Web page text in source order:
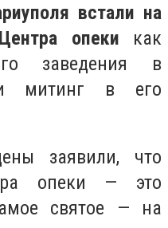
встали на
опеки как
заведения в
митинг в его
заявили, что
опеки — это
святое — на